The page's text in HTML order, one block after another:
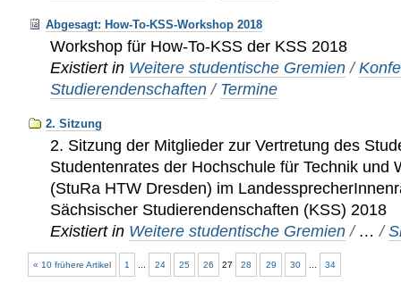
Abgesagt: How-To-KSS-Workshop 2018
Workshop für How-To-KSS der KSS 2018
Existiert in Weitere studentische Gremien /
Studierendenschaften / Termine
2. Sitzung
2. Sitzung der Mitglieder zur Vertretung des
Studentenrates der Hochschule für Technik und
(StuRa HTW Dresden) im
Sächsischer Studierendenschaften (KSS) 2018
Existiert in Weitere studentische Gremien / …/
« 10 frühere Artikel 1 24 25 26 27 28 29 30 34